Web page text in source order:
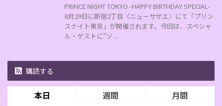
PRINCE NIGHT TOKYO -HAPPY BIRTHDAY SPECIAL-
8月29日に新宿2丁目〈ニューサザエ〉にて「プリン
スナイト東京」が開催されます。今回は、スペシャ
ル・ゲストに”ソ ...
購読する
本日 週間 月間